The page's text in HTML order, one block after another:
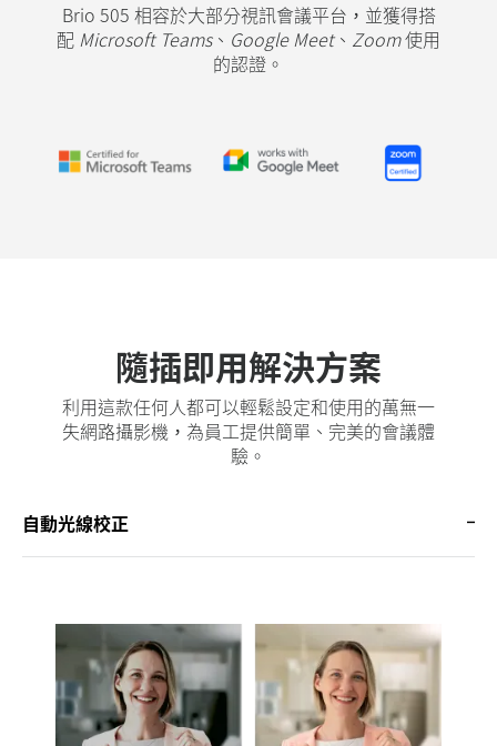
Brio 505 相容於大部分視訊會議平台，並獲得搭
配 Microsoft Teams、 Google Meet、 Zoom使用
的認證。
隨插即用解決方案
利用這款任何人都可以輕鬆設定和使用的萬無一
失網路攝影機，為員工提供簡單、完美的會議體
驗。
自動光線校正